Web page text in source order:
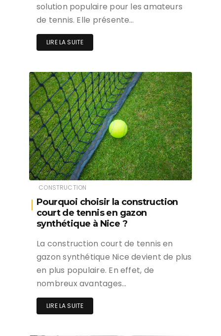
solution populaire pour les amateurs
de tennis. Elle présente…
LIRE LA SUITE
CONSTRUCTION
Pourquoi choisir la construction
court de tennis en gazon
synthétique à Nice ?
La construction court de tennis en
gazon synthétique Nice devient de plus
en plus populaire. En effet, de
nombreux avantages…
LIRE LA SUITE